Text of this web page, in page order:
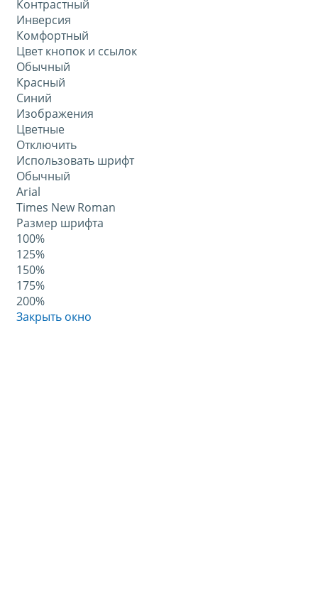
Контрастный
Инверсия
Комфортный
Цвет кнопок и ссылок
Обычный
Красный
Синий
Изображения
Цветные
Отключить
Использовать шрифт
Обычный
Arial
Times New Roman
Размер шрифта
100%
125%
150%
175%
200%
Закрыть окно